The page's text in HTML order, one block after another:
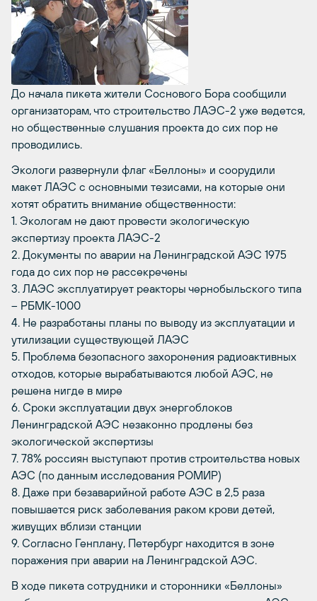
До начала пикета жители Соснового Бора сообщили
организаторам, что строительство ЛАЭС-2 уже ведется,
но общественные слушания проекта до сих пор не
проводились.
Экологи развернули флаг «Беллоны» и соорудили
макет ЛАЭС с основными тезисами, на которые они
хотят обратить внимание общественности:
1. Экологам не дают провести экологическую
экспертизу проекта ЛАЭС-2
2. Документы по аварии на Ленинградской АЭС 1975
года до сих пор не рассекречены
3. ЛАЭС эксплуатирует реакторы чернобыльского типа
– РБМК-1000
4. Не разработаны планы по выводу из эксплуатации и
утилизации существующей ЛАЭС
5. Проблема безопасного захоронения радиоактивных
отходов, которые вырабатываются любой АЭС, не
решена нигде в мире
6. Сроки эксплуатации двух энергоблоков
Ленинградской АЭС незаконно продлены без
экологической экспертизы
7. 78% россиян выступают против строительства новых
АЭС (по данным исследования РОМИР)
8. Даже при безаварийной работе АЭС в 2,5 раза
повышается риск заболевания раком крови детей,
живущих вблизи станции
9. Согласно Генплану, Петербург находится в зоне
поражения при аварии на Ленинградской АЭС.
В ходе пикета сотрудники и сторонники «Беллоны»